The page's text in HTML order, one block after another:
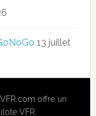
13 juillet
offre un
VFR.